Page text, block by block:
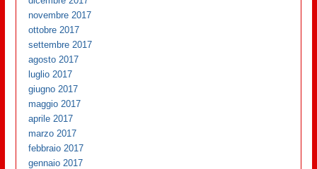
novembre 2017
ottobre 2017
settembre 2017
agosto 2017
luglio 2017
giugno 2017
maggio 2017
aprile 2017
marzo 2017
febbraio 2017
gennaio 2017